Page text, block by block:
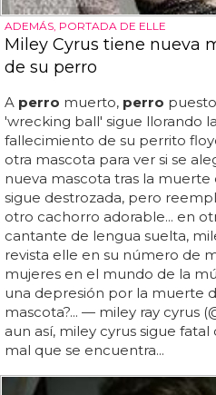
ADEMÁS, PORTADA DE ELLE
Miley Cyrus tiene nueva
de su perro
A perro muerto, perro
'wrecking ball' sigue llorando
fallecimiento de su perrito
otra mascota para ver si se
nueva mascota tras la muerte
sigue destrozada, pero
otro cachorro adorable... en
cantante de lengua suelta,
revista elle en su número de
mujeres en el mundo de la
una depresión por la muerte
mascota?... — miley ray cyrus
aun así, miley cyrus sigue
mal que se encuentra...